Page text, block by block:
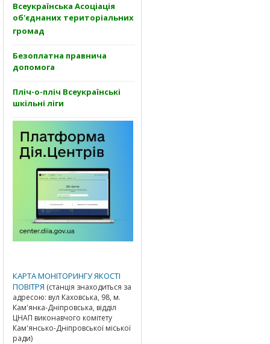
Всеукраїнська Асоціація
об'єднаних територіальних
громад
Безоплатна правнича
допомога
Пліч-о-пліч Всеукраїнські
шкільні ліги
КАРТА МОНІТОРИНГУ ЯКОСТІ
ПОВІТРЯ (станція знаходиться за
адресою: вул Каховська, 98, м.
Кам'янка-Дніпровська, відділ
ЦНАП виконавчого комітету
Кам'янсько-Дніпровської міської
ради)